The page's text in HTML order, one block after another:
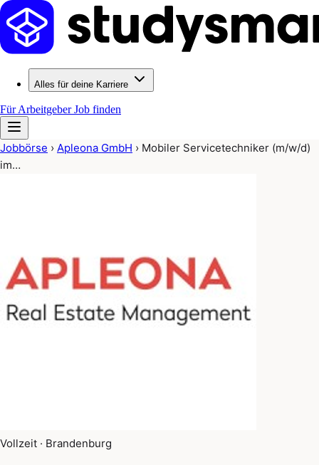
Alles für deine Karriere
Für ArbeitgeberJob finden
Jobbörse › Apleona GmbH › Mobiler Servicetechniker (m/w/d)
im…
Vollzeit · Brandenburg